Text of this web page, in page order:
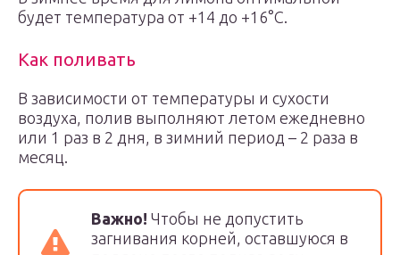
будет температура от +14 до +16°С.
Как поливать
В зависимости от температуры и сухости
воздуха, полив выполняют летом ежедневно
или 1 раз в 2 дня, в зимний период – 2 раза в
месяц.
Важно! Чтобы не допустить
загнивания корней, оставшуюся в